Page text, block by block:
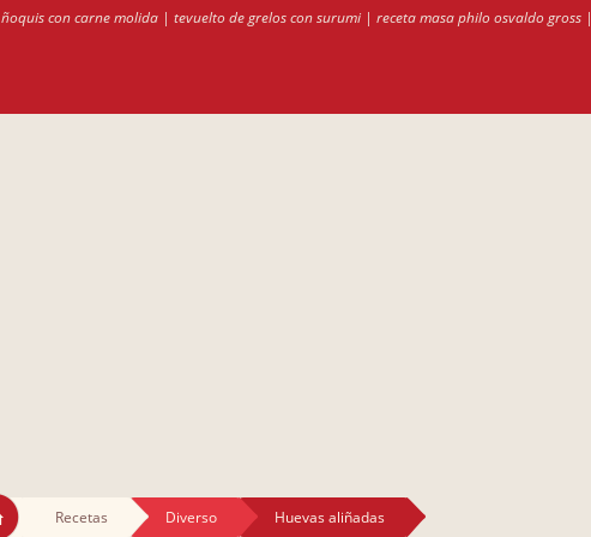
ñoquis con carne molida| tevuelto de grelos con surumi| receta masa philo osvaldo gross|
Recetas Diverso Huevas aliñadas